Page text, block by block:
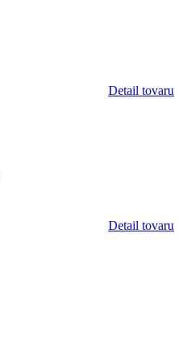
Detail tovaru
Detail tovaru